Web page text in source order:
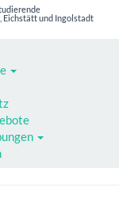
und Ingolstadt